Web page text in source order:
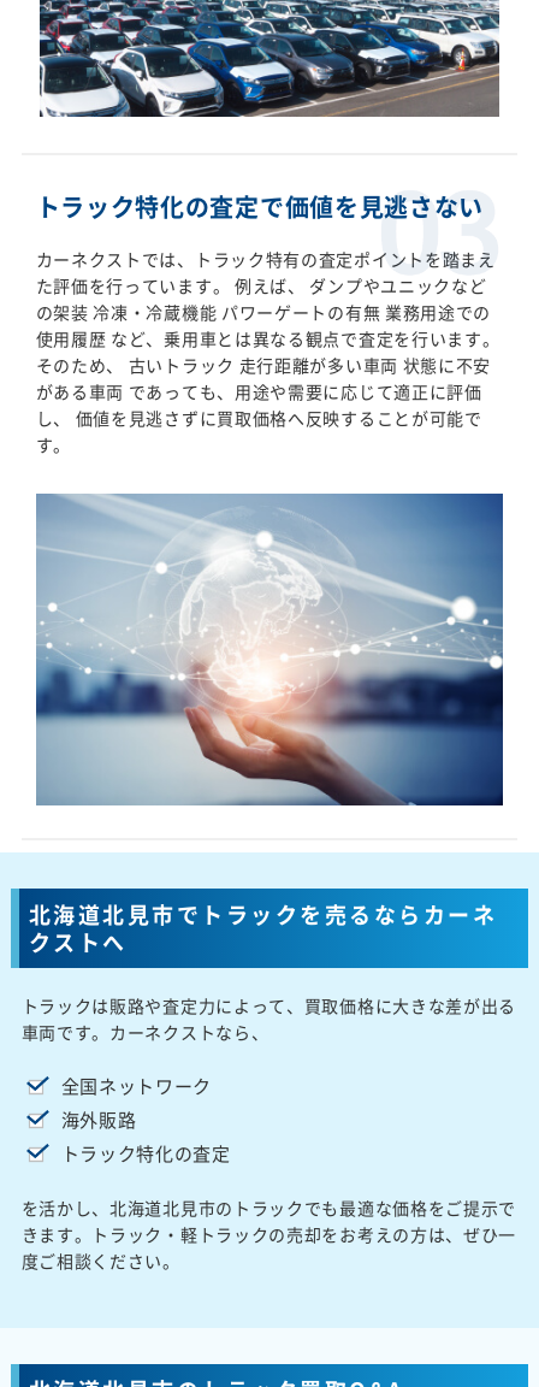
トラック特化の査定で価値を見逃さない
カーネクストでは、トラック特有の査定ポイントを踏まえ
た評価を行っています。 例えば、 ダンプやユニックなど
の架装 冷凍・冷蔵機能 パワーゲートの有無 業務用途での
使用履歴 など、乗用車とは異なる観点で査定を行います。
そのため、 古いトラック 走行距離が多い車両 状態に不安
がある車両 であっても、用途や需要に応じて適正に評価
し、 価値を見逃さずに買取価格へ反映することが可能で
す。
北海道北見市でトラックを売るならカーネ
クストへ
トラックは販路や査定力によって、買取価格に大きな差が出る
車両です。カーネクストなら、
全国ネットワーク
海外販路
トラック特化の査定
を活かし、北海道北見市のトラックでも最適な価格をご提示で
きます。トラック・軽トラックの売却をお考えの方は、ぜひ一
度ご相談ください。